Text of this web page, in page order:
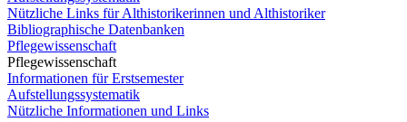
Nützliche Links für Althistorikerinnen und Althistoriker
Bibliographische Datenbanken
Pflegewissenschaft
Pflegewissenschaft
Informationen für Erstsemester
Aufstellungssystematik
Nützliche Informationen und Links